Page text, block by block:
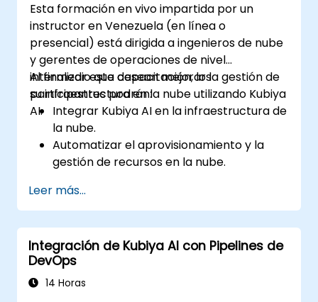
Esta formación en vivo impartida por un
instructor en Venezuela (en línea o
presencial) está dirigida a ingenieros de nube
y gerentes de operaciones de nivel
intermedio que desean mejorar la gestión de
su infraestructura en la nube utilizando Kubiya
AI.
Al finalizar esta capacitación, los
participantes podrán:
Integrar Kubiya AI en la infraestructura de
la nube.
Automatizar el aprovisionamiento y la
gestión de recursos en la nube.
análisis impulsados por IA.
Mejorar la seguridad en la nube con
monitoreo basado en inteligencia
artificial.
Leer más...
Integración de Kubiya AI con Pipelines de
DevOps
14 Horas